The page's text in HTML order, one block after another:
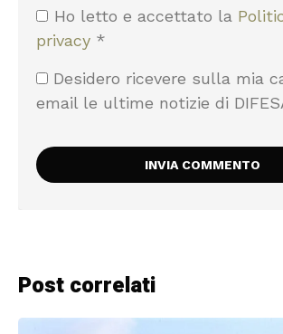
Ho letto e accettato la
privacy *
Desidero ricevere sulla mia
email le ultime notizie di
Post correlati